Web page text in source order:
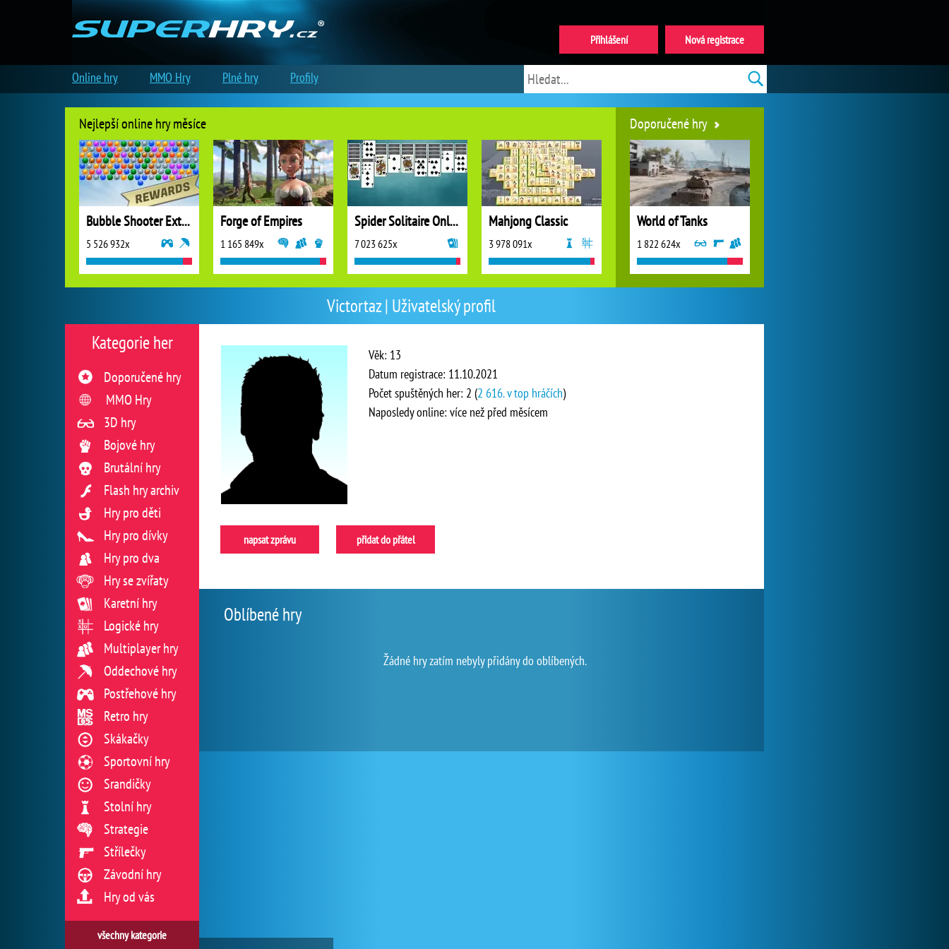
Victortaz | Uživatelský profil
Věk: 13
Datum registrace: 11.10.2021
Počet spuštěných her: 2 (2 616. v top hráčích)
Naposledy online: více než před měsícem
napsat zprávu přidat do přátel
Oblíbené hry
Žádné hry zatím nebyly přidány do oblíbených.
Kategorie her
Doporučené hry
MMO Hry
3D hry
Bojové hry
Brutální hry
Flash hry archiv
Hry pro děti
Hry pro dívky
Hry pro dva
Hry se zvířaty
Karetní hry
Logické hry
Multiplayer hry
Oddechové hry
Postřehové hry
Retro hry
Skákačky
Sportovní hry
Srandičky
Stolní hry
Strategie
Střílečky
Závodní hry
Hry od vás
všechny kategorie
Nejlepší online hry měsíce
Bubble Shooter Extreme
5 526 932x
Forge of Empires
1 165 849x
Spider Solitaire Online
7 023 625x
Mahjong Classic
3 978 091x
Doporučené hry
World of Tanks
1 822 624x
Nová registrace
Přihlášení
Online hry MMO Hry Plné hry Profily